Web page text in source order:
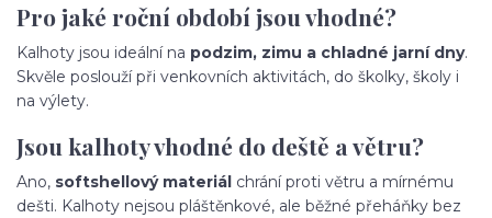
Pro jaké roční období jsou vhodné?
Kalhoty jsou ideální na podzim, zimu a chladné jarní dny.
Skvěle poslouží při venkovních aktivitách, do školky, školy i
na výlety.
Jsou kalhoty vhodné do deště a větru?
Ano, softshellový materiál chrání proti větru a mírnému
dešti. Kalhoty nejsou pláštěnkové, ale běžné přeháňky bez